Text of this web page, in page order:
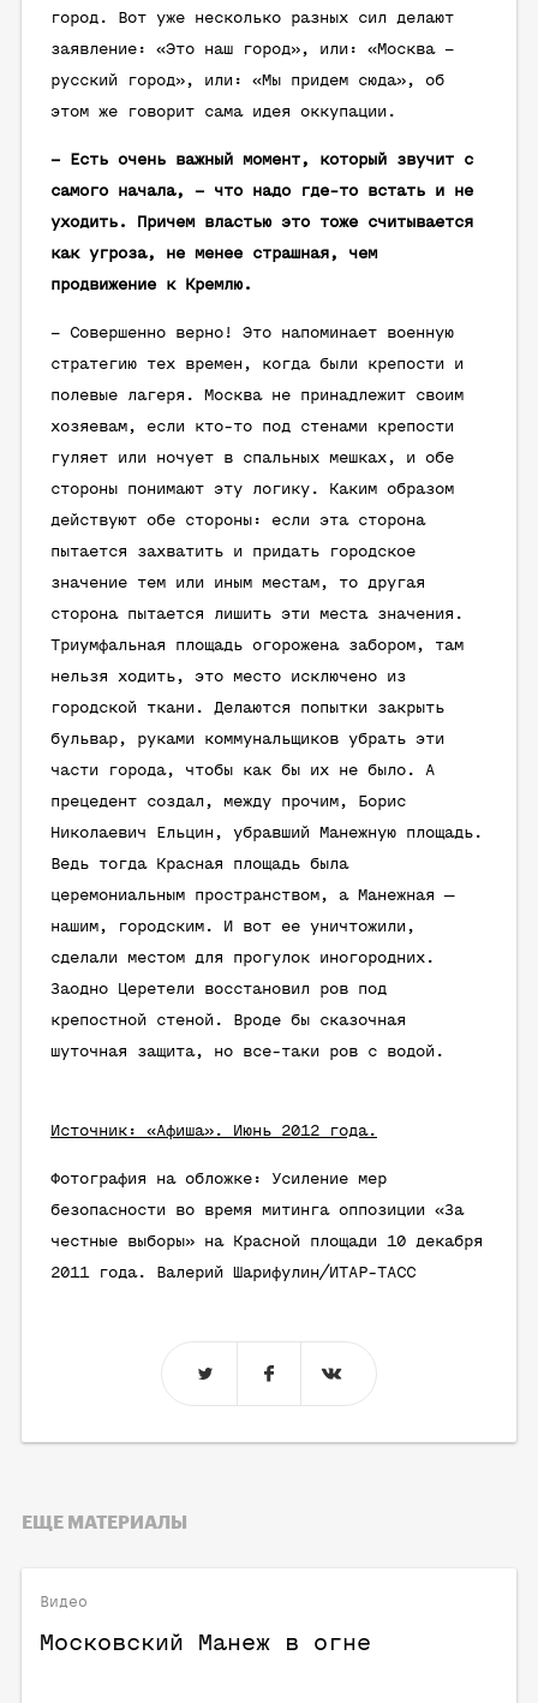
город. Вот уже несколько разных сил делают
заявление: «Это наш город», или: «Москва –
русский город», или: «Мы придем сюда», об
этом же говорит сама идея оккупации.
– Есть очень важный момент, который звучит с
самого начала, – что надо где-то встать и не
уходить. Причем властью это тоже считывается
как угроза, не менее страшная, чем
продвижение к Кремлю.
– Совершенно верно! Это напоминает военную
стратегию тех времен, когда были крепости и
полевые лагеря. Москва не принадлежит своим
хозяевам, если кто-то под стенами крепости
гуляет или ночует в спальных мешках, и обе
стороны понимают эту логику. Каким образом
действуют обе стороны: если эта сторона
пытается захватить и придать городское
значение тем или иным местам, то другая
сторона пытается лишить эти места значения.
Триумфальная площадь огорожена забором, там
нельзя ходить, это место исключено из
городской ткани. Делаются попытки закрыть
бульвар, руками коммунальщиков убрать эти
части города, чтобы как бы их не было. А
прецедент создал, между прочим, Борис
Николаевич Ельцин, убравший Манежную площадь.
Ведь тогда Красная площадь была
церемониальным пространством, а Манежная —
нашим, городским. И вот ее уничтожили,
сделали местом для прогулок иногородних.
Заодно Церетели восстановил ров под
крепостной стеной. Вроде бы сказочная
шуточная защита, но все-таки ров с водой.
Источник: «Афиша». Июнь 2012 года.
Фотография на обложке: Усиление мер
безопасности во время митинга оппозиции «За
честные выборы» на Красной площади 10 декабря
2011 года. Валерий Шарифулин/ИТАР-ТАСС
ЕЩЕ МАТЕРИАЛЫ
Видео
Московский Манеж в огне